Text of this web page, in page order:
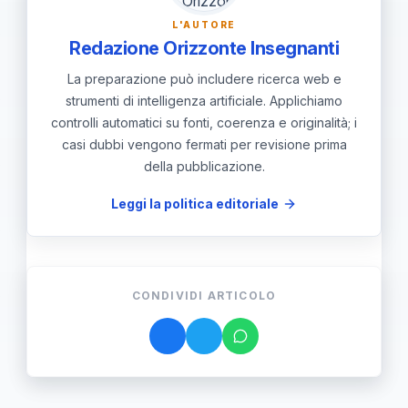
registrazioni o ai materiali di
approfondimento.
L'AUTORE
Redazione Orizzonte Insegnanti
La preparazione può includere ricerca web e
strumenti di intelligenza artificiale. Applichiamo
controlli automatici su fonti, coerenza e originalità; i
casi dubbi vengono fermati per revisione prima
della pubblicazione.
Leggi la politica editoriale
CONDIVIDI ARTICOLO